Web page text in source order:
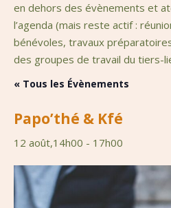
en dehors des évènements et
l’agenda (mais reste actif :
bénévoles, travaux
des groupes de travail du tiers-
« Tous les Évènements
Papo’thé & Kfé
12 août,14h00 - 17h00